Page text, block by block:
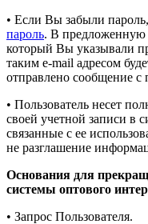
• Если Вы забыли
пароль. В предложенную
который Вы указывали
таким e-mail адресом
отправлено сообщение с
• Пользователь несет
своей учетной записи в
связанные с ее
не разглашение
Основания для
системы оптового
• Запрос Пользователя.